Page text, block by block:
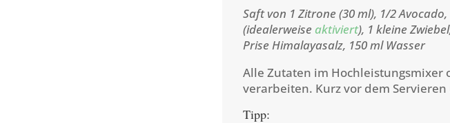
Saft von 1 Zitrone (30 ml), 1/2
(idealerweise aktiviert), 1 kleine
Prise Himalayasalz, 150 ml Wasser
Alle Zutaten im Hochleistungsmixer
verarbeiten. Kurz vor dem
Tipp: